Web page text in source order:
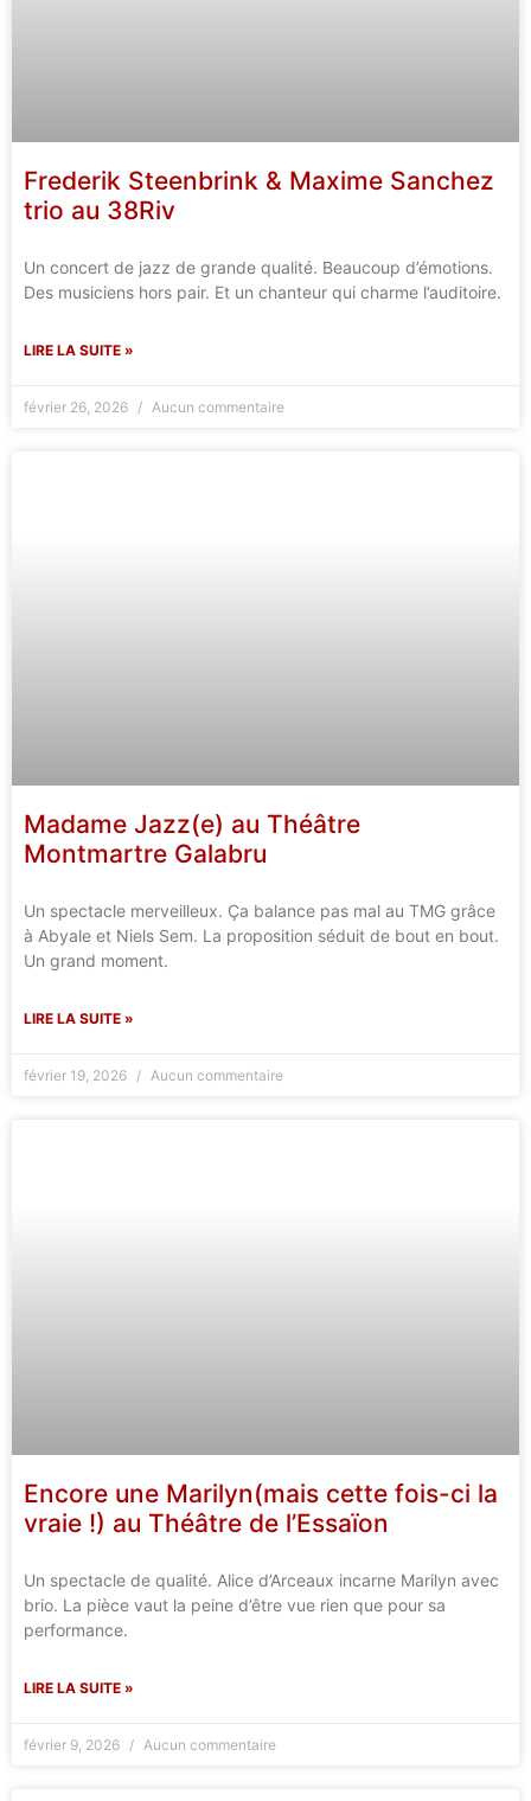
Frederik Steenbrink & Maxime Sanchez
trio au 38Riv
Un concert de jazz de grande qualité. Beaucoup d’émotions.
Des musiciens hors pair. Et un chanteur qui charme l’auditoire.
LIRE LA SUITE »
février 26, 2026 Aucun commentaire
Madame Jazz(e) au Théâtre
Montmartre Galabru
Un spectacle merveilleux. Ça balance pas mal au TMG grâce
à Abyale et Niels Sem. La proposition séduit de bout en bout.
Un grand moment.
LIRE LA SUITE »
février 19, 2026 Aucun commentaire
Encore une Marilyn(mais cette fois-ci la
vraie !) au Théâtre de l’Essaïon
Un spectacle de qualité. Alice d’Arceaux incarne Marilyn avec
brio. La pièce vaut la peine d’être vue rien que pour sa
performance.
LIRE LA SUITE »
février 9, 2026 Aucun commentaire